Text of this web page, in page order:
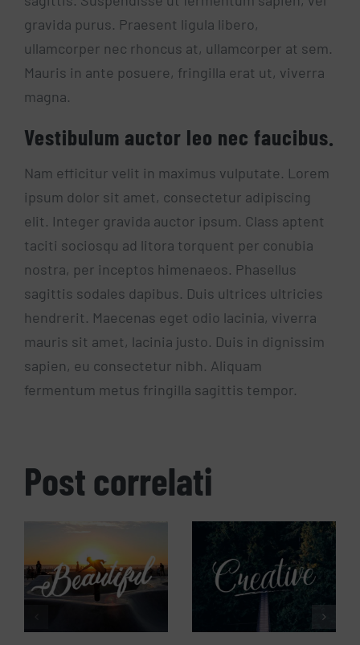
gravida purus. Praesent ligula libero,
ullamcorper nec rhoncus at, ullamcorper at sem.
Mauris in ante posuere, fringilla erat ut, viverra
magna.
Vestibulum auctor leo nec faucibus.
Nam efficitur velit in maximus vulputate. Lorem
ipsum dolor sit amet, consectetur adipiscing
elit. Integer gravida auctor ipsum. Class aptent
taciti sociosqu ad litora torquent per conubia
nostra, per inceptos himenaeos. Phasellus
sagittis sodales dapibus. Duis ultrices ultricies
hendrerit. Maecenas eget odio lacinia, viverra
mauris sit amet, lacinia justo. Duis in dignissim
sapien, eu consectetur nibh. Aliquam
fermentum metus fringilla sagittis tempor.
Post correlati